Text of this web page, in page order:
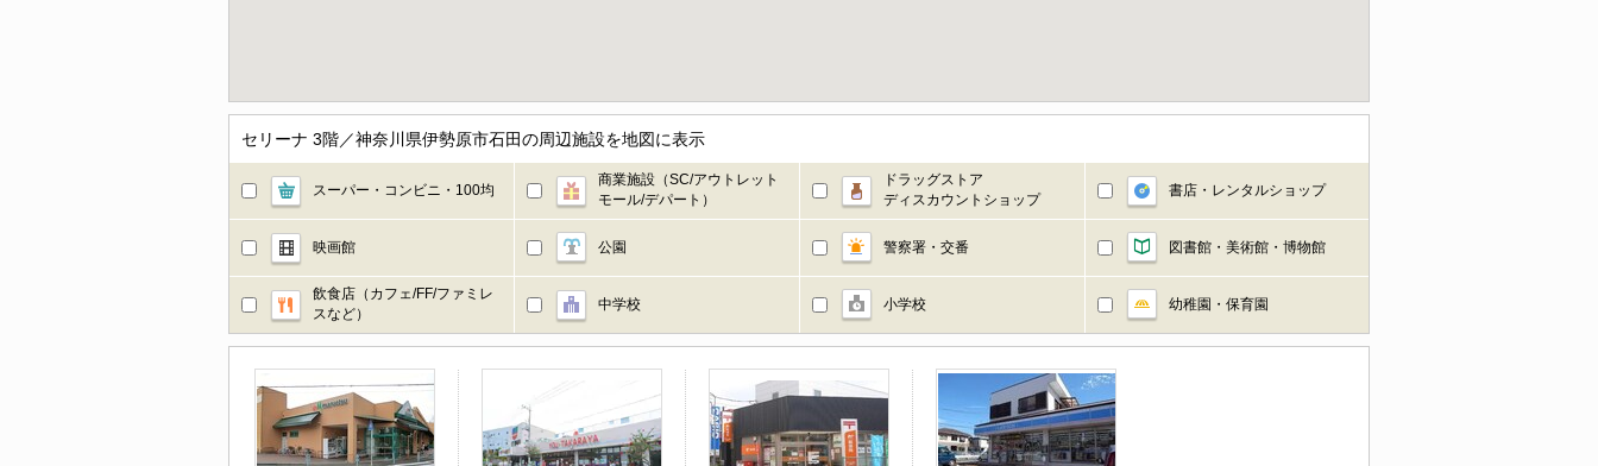
セリーナ 3階／神奈川県伊勢原市石田の周辺施設を地図に表示
スーパー・コンビニ・100均
商業施設（SC/アウトレット
モール/デパート）
ドラッグストア
ディスカウントショップ
書店・レンタルショップ
映画館 公園 警察署・交番 図書館・美術館・博物館
飲食店（カフェ/FF/ファミレ
スなど）
中学校 小学校 幼稚園・保育園